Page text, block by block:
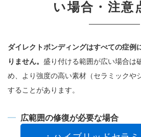
い場合・注意
ダイレクトボンディングはすべての症例
りません。 盛り付ける範囲が広い場合は
め、より強度の高い素材（セラミックや
することがあります。
広範囲の修復が必要な場合